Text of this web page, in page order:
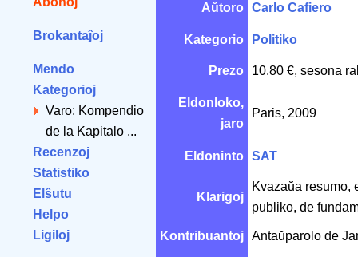
Brokantaĵoj
Mendo
Kategorioj
Varo: Kompendio
de la Kapitalo ...
Recenzoj
Statistiko
Elŝutu
Helpo
Ligiloj
Aŭtoro Carlo Cafiero
Kategorio Politiko
Prezo 10.80 €, sesona
Eldonloko,
jaro
Paris, 2009
Eldoninto SAT
Klarigoj
Kvazaŭa resumo,
publiko, de
Kontribuantoj Antaŭparolo de